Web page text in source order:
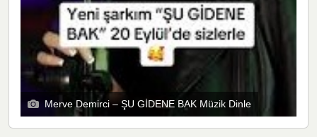
Merve Demirci – ŞU GİDENE BAK Müzik Dinle